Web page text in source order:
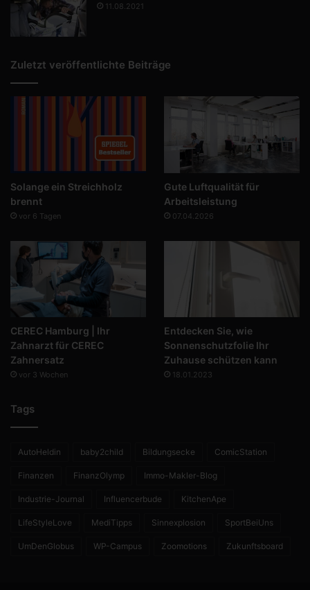
11.08.2021
Zuletzt veröffentlichte Beiträge
Solange ein Streichholz
brennt
vor 6 Tagen
Gute Luftqualität für
Arbeitsleistung
07.04.2026
CEREC Hamburg | Ihr
Zahnarzt für CEREC
Zahnersatz
vor 3 Wochen
Entdecken Sie, wie
Sonnenschutzfolie Ihr
Zuhause schützen kann
18.01.2023
Tags
AutoHeldin baby2child Bildungsecke ComicStation
Finanzen FinanzOlymp Immo-Makler-Blog
Industrie-Journal Influencerbude KitchenApe
LifeStyleLove MediTipps Sinnexplosion SportBeiUns
UmDenGlobus WP-Campus Zoomotions Zukunftsboard